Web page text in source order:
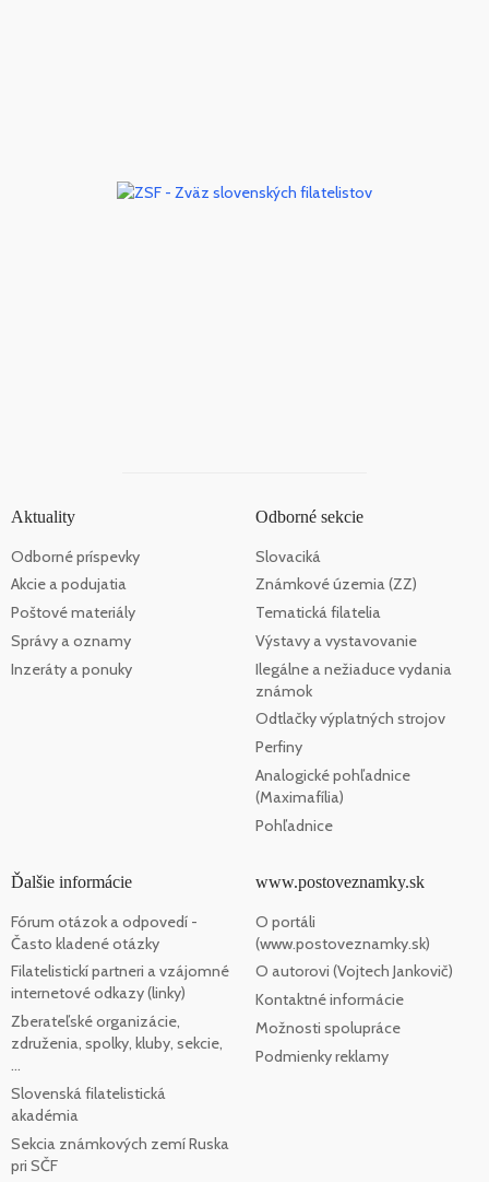
Aktuality
Odborné príspevky
Akcie a podujatia
Poštové materiály
Správy a oznamy
Inzeráty a ponuky
Odborné sekcie
Slovaciká
Známkové územia (ZZ)
Tematická filatelia
Výstavy a vystavovanie
Ilegálne a nežiaduce vydania
známok
Odtlačky výplatných strojov
Perfiny
Analogické pohľadnice
(Maximafília)
Pohľadnice
Ďalšie informácie
Fórum otázok a odpovedí -
Často kladené otázky
Filatelistickí partneri a vzájomné
internetové odkazy (linky)
Zberateľské organizácie,
združenia, spolky, kluby, sekcie,
...
Slovenská filatelistická
akadémia
Sekcia známkových zemí Ruska
pri SČF
www.postoveznamky.sk
O portáli
(www.postoveznamky.sk)
O autorovi (Vojtech Jankovič)
Kontaktné informácie
Možnosti spolupráce
Podmienky reklamy